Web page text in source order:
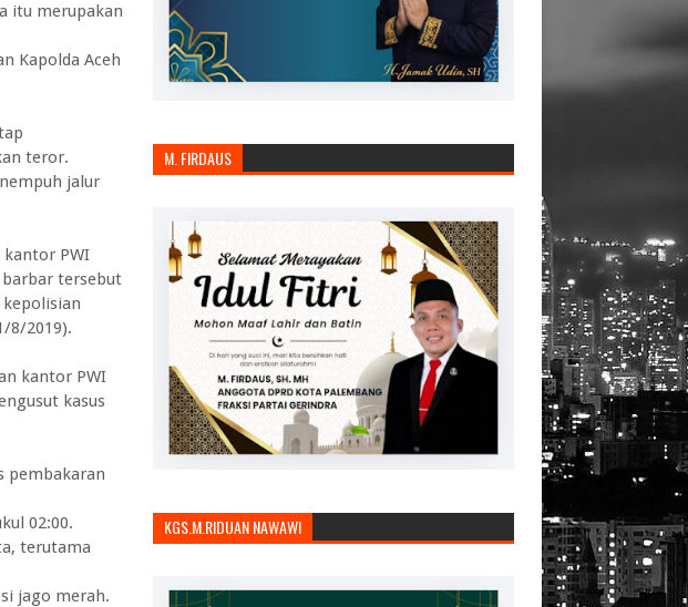
itu merupakan
Kapolda Aceh
teror.
jalur
PWI
barbar tersebut
8/2019).
kantor PWI
kasus
pembakaran
02:00.
terutama
jago merah.
M. FIRDAUS
KGS.M.RIDUAN NAWAWI